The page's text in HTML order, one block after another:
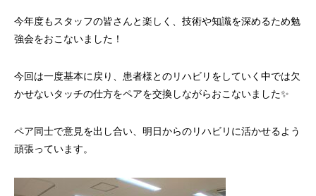
今年度もスタッフの皆さんと楽しく、技術や知識を深めるため勉
強会をおこないました！
今回は一度基本に戻り、患者様とのリハビリをしていく中では欠
かせないタッチの仕方をペアを交換しながらおこないました✨
ペア同士で意見を出し合い、明日からのリハビリに活かせるよう
頑張っています。